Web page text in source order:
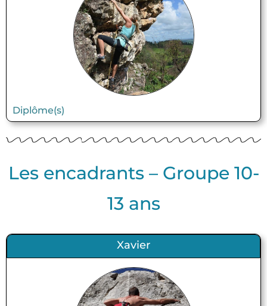
Diplôme(s)
Les encadrants – Groupe 10-
13 ans
Xavier